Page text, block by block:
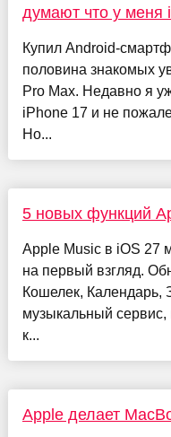
думают что у меня
Купил Android-
половина знакомых
Pro Max. Недавно я
iPhone 17 и не
Ho...
5 новых функций
Apple Music в iOS 27
на первый взгляд.
Кошелек, Календарь,
музыкальный сервис,
к...
Apple делает